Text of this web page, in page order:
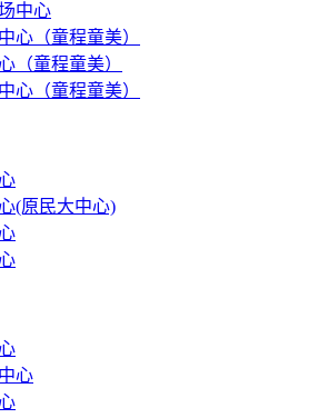
中心
心（童程童美）
（童程童美）
心（童程童美）
(原民大中心)
心